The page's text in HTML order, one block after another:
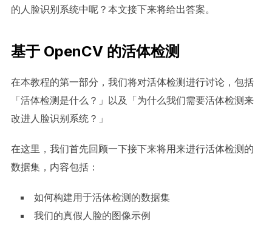
的人脸识别系统中呢？本文接下来将给出答案。
基于 OpenCV 的活体检测
在本教程的第一部分，我们将对活体检测进行讨论，包括
「活体检测是什么？」以及「为什么我们需要活体检测来
改进人脸识别系统？」
在这里，我们首先回顾一下接下来将用来进行活体检测的
数据集，内容包括：
如何构建用于活体检测的数据集
我们的真假人脸的图像示例